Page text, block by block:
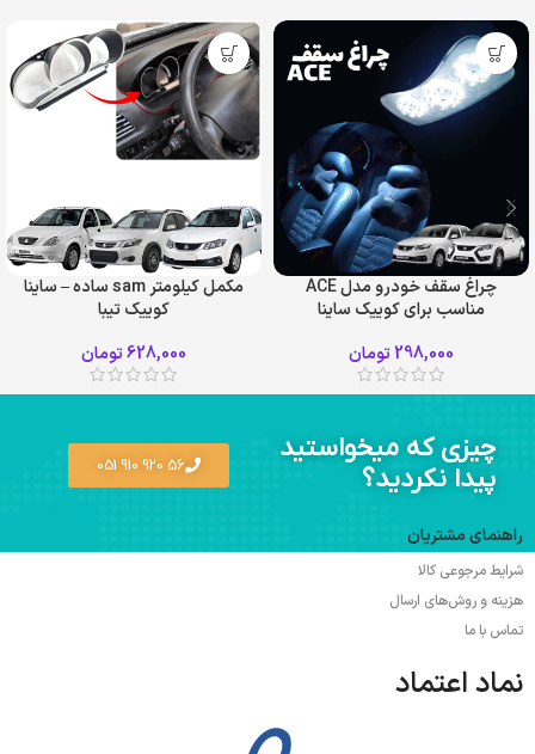
چراغ سقف خودرو مدل ACE
مناسب برای کوییک ساینا
298,000تومان
مکمل کیلومتر sam ساده – ساینا
کوییک تیبا
628,000تومان
چیزی که میخواستید
پیدا نکردید؟
56 920 910 051
راهنمای مشتریان
شرایط مرجوعی کالا
هزینه و روش‌های ارسال
تماس با ما
نماد اعتماد